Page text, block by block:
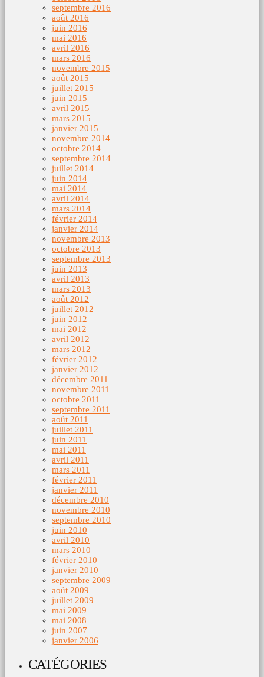
septembre 2016
août 2016
juin 2016
mai 2016
avril 2016
mars 2016
novembre 2015
août 2015
juillet 2015
juin 2015
avril 2015
mars 2015
janvier 2015
novembre 2014
octobre 2014
septembre 2014
juillet 2014
juin 2014
mai 2014
avril 2014
mars 2014
février 2014
janvier 2014
novembre 2013
octobre 2013
septembre 2013
juin 2013
avril 2013
mars 2013
août 2012
juillet 2012
juin 2012
mai 2012
avril 2012
mars 2012
février 2012
janvier 2012
décembre 2011
novembre 2011
octobre 2011
septembre 2011
août 2011
juillet 2011
juin 2011
mai 2011
avril 2011
mars 2011
février 2011
janvier 2011
décembre 2010
novembre 2010
septembre 2010
juin 2010
avril 2010
mars 2010
février 2010
janvier 2010
septembre 2009
août 2009
juillet 2009
mai 2009
mai 2008
juin 2007
janvier 2006
CATÉGORIES